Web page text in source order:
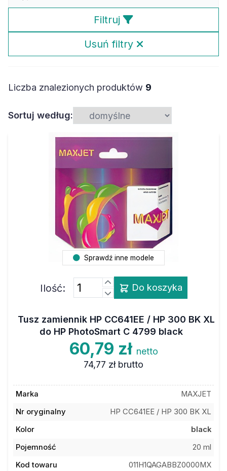
Filtruj
Usuń filtry
Liczba znalezionych produktów 9
Sortuj według:
Sprawdź inne modele
Ilość: Do koszyka
Tusz zamiennik HP CC641EE / HP 300 BK XL
do HP PhotoSmart C 4799 black
60,79 zł netto
74,77 zł brutto
Marka
MAXJET
Nr oryginalny
HP CC641EE / HP 300 BK XL
Kolor
black
Pojemność
20 ml
Kod towaru
011H1QAGABBZ0000MX